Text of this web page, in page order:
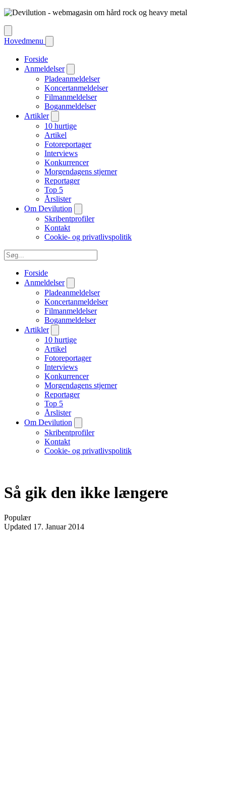
Hovedmenu
Forside
Anmeldelser
Pladeanmeldelser
Koncertanmeldelser
Filmanmeldelser
Boganmeldelser
Artikler
10 hurtige
Artikel
Fotoreportager
Interviews
Konkurrencer
Morgendagens stjerner
Reportager
Top 5
Årslister
Om Devilution
Skribentprofiler
Kontakt
Cookie- og privatlivspolitik
Forside
Anmeldelser
Pladeanmeldelser
Koncertanmeldelser
Filmanmeldelser
Boganmeldelser
Artikler
10 hurtige
Artikel
Fotoreportager
Interviews
Konkurrencer
Morgendagens stjerner
Reportager
Top 5
Årslister
Om Devilution
Skribentprofiler
Kontakt
Cookie- og privatlivspolitik
Så gik den ikke længere
Populær
Updated 17. Januar 2014